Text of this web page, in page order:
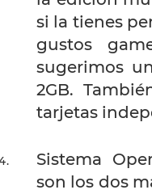
si la tienes
gustos
sugerimos
2GB.
tarjetas
Sistema
son los dos